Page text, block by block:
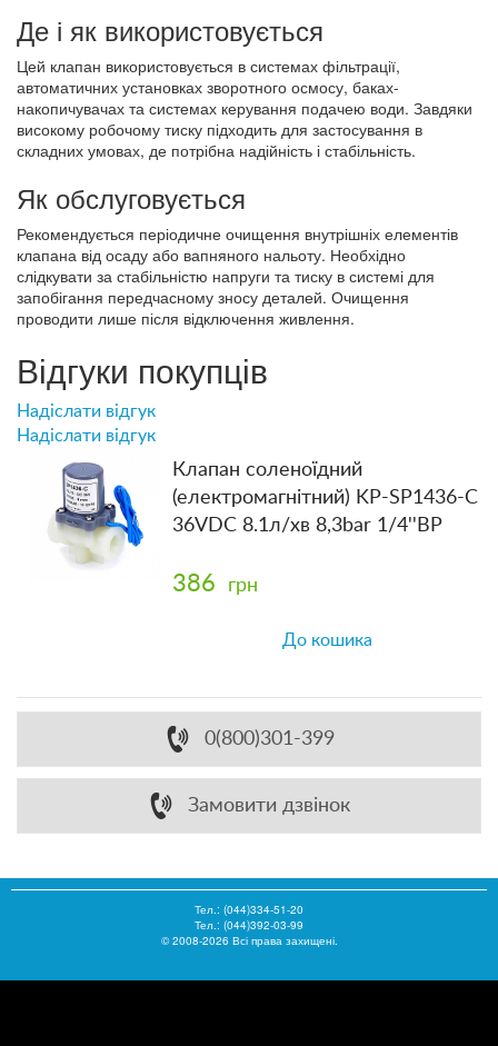
Де і як використовується
Цей клапан використовується в системах фільтрації,
автоматичних установках зворотного осмосу, баках-
накопичувачах та системах керування подачею води. Завдяки
високому робочому тиску підходить для застосування в
складних умовах, де потрібна надійність і стабільність.
Як обслуговується
Рекомендується періодичне очищення внутрішніх елементів
клапана від осаду або вапняного нальоту. Необхідно
слідкувати за стабільністю напруги та тиску в системі для
запобігання передчасному зносу деталей. Очищення
проводити лише після відключення живлення.
Відгуки покупців
Надіслати відгук
Надіслати відгук
Клапан соленоїдний
(електромагнітний) KP-SP1436-C
36VDC 8.1л/хв 8,3bar 1/4''ВР
386 грн
До кошика
0(800)301-399
Замовити дзвінок
Тел.: (044)334-51-20
Тел.: (044)392-03-99
© 2008-2026 Всі права захищені.